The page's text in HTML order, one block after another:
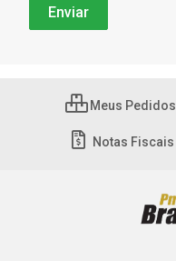
Meus Pedidos
Notas Fiscais